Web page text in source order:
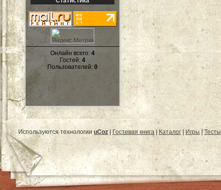
Онлайн всего: 4
Гостей: 4
Пользователей: 0
Используются технологии uCoz | Гостевая книга | Каталог | Игры |Тесты